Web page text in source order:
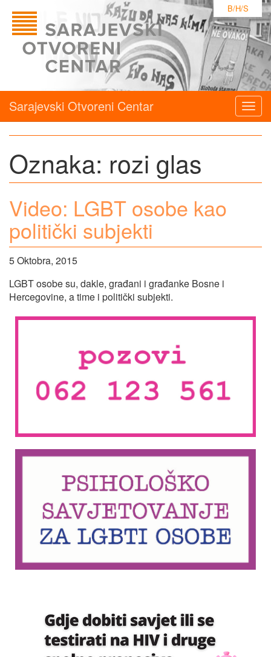
B/H/S
Sarajevski Otvoreni Centar
Oznaka: rozi glas
Video: LGBT osobe kao
politički subjekti
5 Oktobra, 2015
LGBT osobe su, dakle, građani i građanke Bosne i
Hercegovine, a time i politički subjekti.